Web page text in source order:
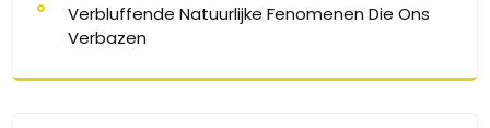
Verbluffende Natuurlijke Fenomenen Die Ons
Verbazen